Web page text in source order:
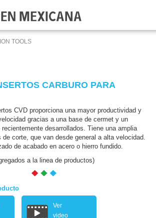
TOOLS
CARBURO PARA
CVD proporciona una mayor productividad y
gracias a una base de cermet y un
desarrollados. Tiene una amplia
de corte, que van desde general a alta velocidad.
de acabado en acero o hierro fundido.
a la linea de productos)
Ver
video